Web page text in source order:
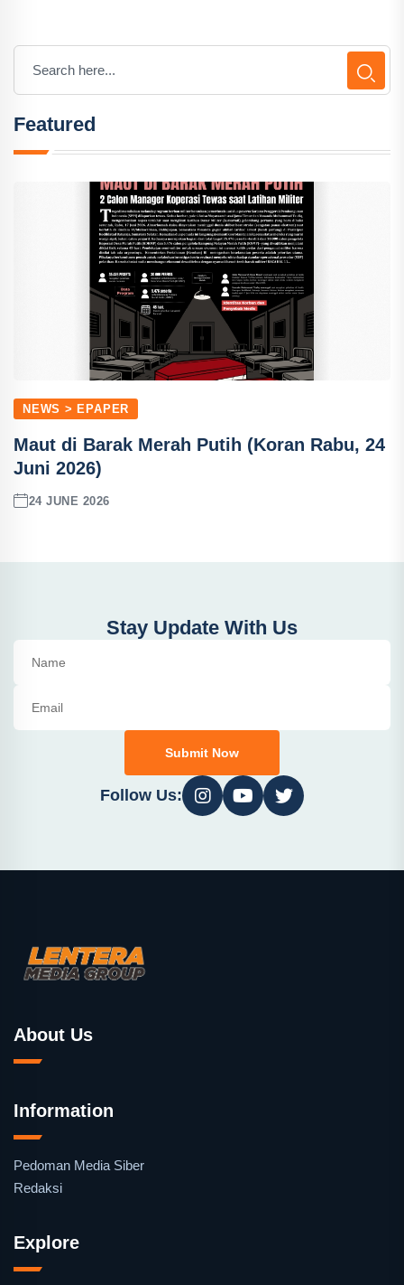
Featured
NEWS > EPAPER
Maut di Barak Merah Putih (Koran Rabu, 24
Juni 2026)
24 JUNE 2026
Stay Update With Us
Submit Now
Follow Us:
About Us
Information
Pedoman Media Siber
Redaksi
Explore